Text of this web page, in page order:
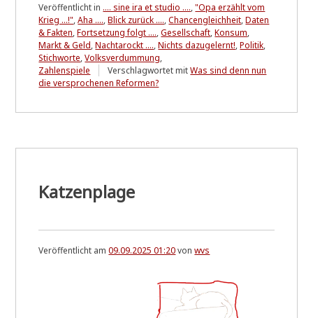
Veröffentlicht in .... sine ira et studio ....,"Opa erzählt vom
Krieg ...!",Aha ....,Blick zurück ....,Chancengleichheit,Daten
& Fakten,Fortsetzung folgt ....,Gesellschaft,Konsum,
Markt & Geld,Nachtarockt ....,Nichts dazugelernt!,Politik,
Stichworte,Volksverdummung,
Zahlenspiele
Verschlagwortet mitWas sind denn nun
die versprochenen Reformen?
Katzenplage
Veröffentlicht am09.09.2025 01:20vonwvs